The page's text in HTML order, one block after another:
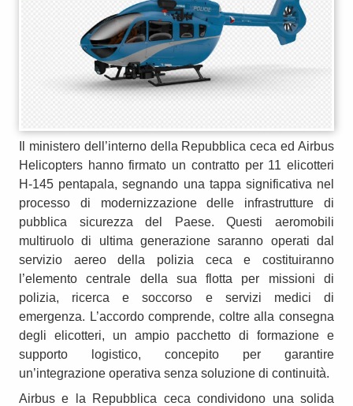
Il ministero dell’interno della Repubblica ceca ed Airbus
Helicopters hanno firmato un contratto per 11 elicotteri
H-145 pentapala, segnando una tappa significativa nel
processo di modernizzazione delle infrastrutture di
pubblica sicurezza del Paese. Questi aeromobili
multiruolo di ultima generazione saranno operati dal
servizio aereo della polizia ceca e costituiranno
l’elemento centrale della sua flotta per missioni di
polizia, ricerca e soccorso e servizi medici di
emergenza. L’accordo comprende, coltre alla consegna
degli elicotteri, un ampio pacchetto di formazione e
supporto logistico, concepito per garantire
un’integrazione operativa senza soluzione di continuità.
Airbus e la Repubblica ceca condividono una solida